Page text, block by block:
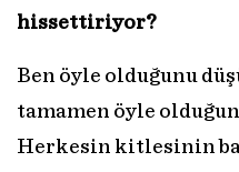
hissettiriyor?
Ben öyle olduğunu
tamamen öyle
Herkesin kitlesinin